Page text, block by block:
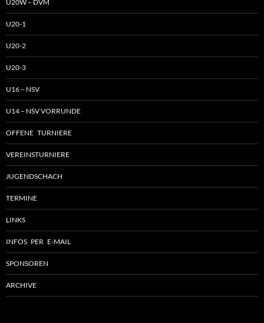
U20W – DVM
U20-1
U20-2
U20-3
U16 – NSV
U14 – NSV VORRUNDE
OFFENE TURNIERE
VEREINSTURNIERE
JUGENDSCHACH
TERMINE
LINKS
INFOS PER E-MAIL
SPONSOREN
ARCHIVE